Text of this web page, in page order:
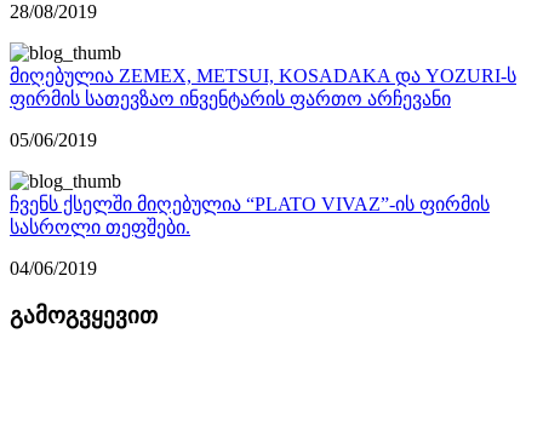
28/08/2019
მიღებულია ZEMEX, METSUI, KOSADAKA და YOZURI-ს
ფირმის სათევზაო ინვენტარის ფართო არჩევანი
05/06/2019
ჩვენს ქსელში მიღებულია “PLATO VIVAZ”-ის ფირმის
სასროლი თეფშები.
04/06/2019
გამოგვყევით